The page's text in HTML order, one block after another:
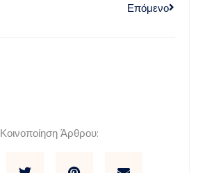
Επόμενο
Κοινοποίηση Άρθρου: